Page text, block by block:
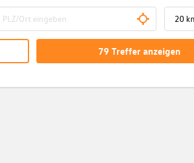
79Treffer anzeigen